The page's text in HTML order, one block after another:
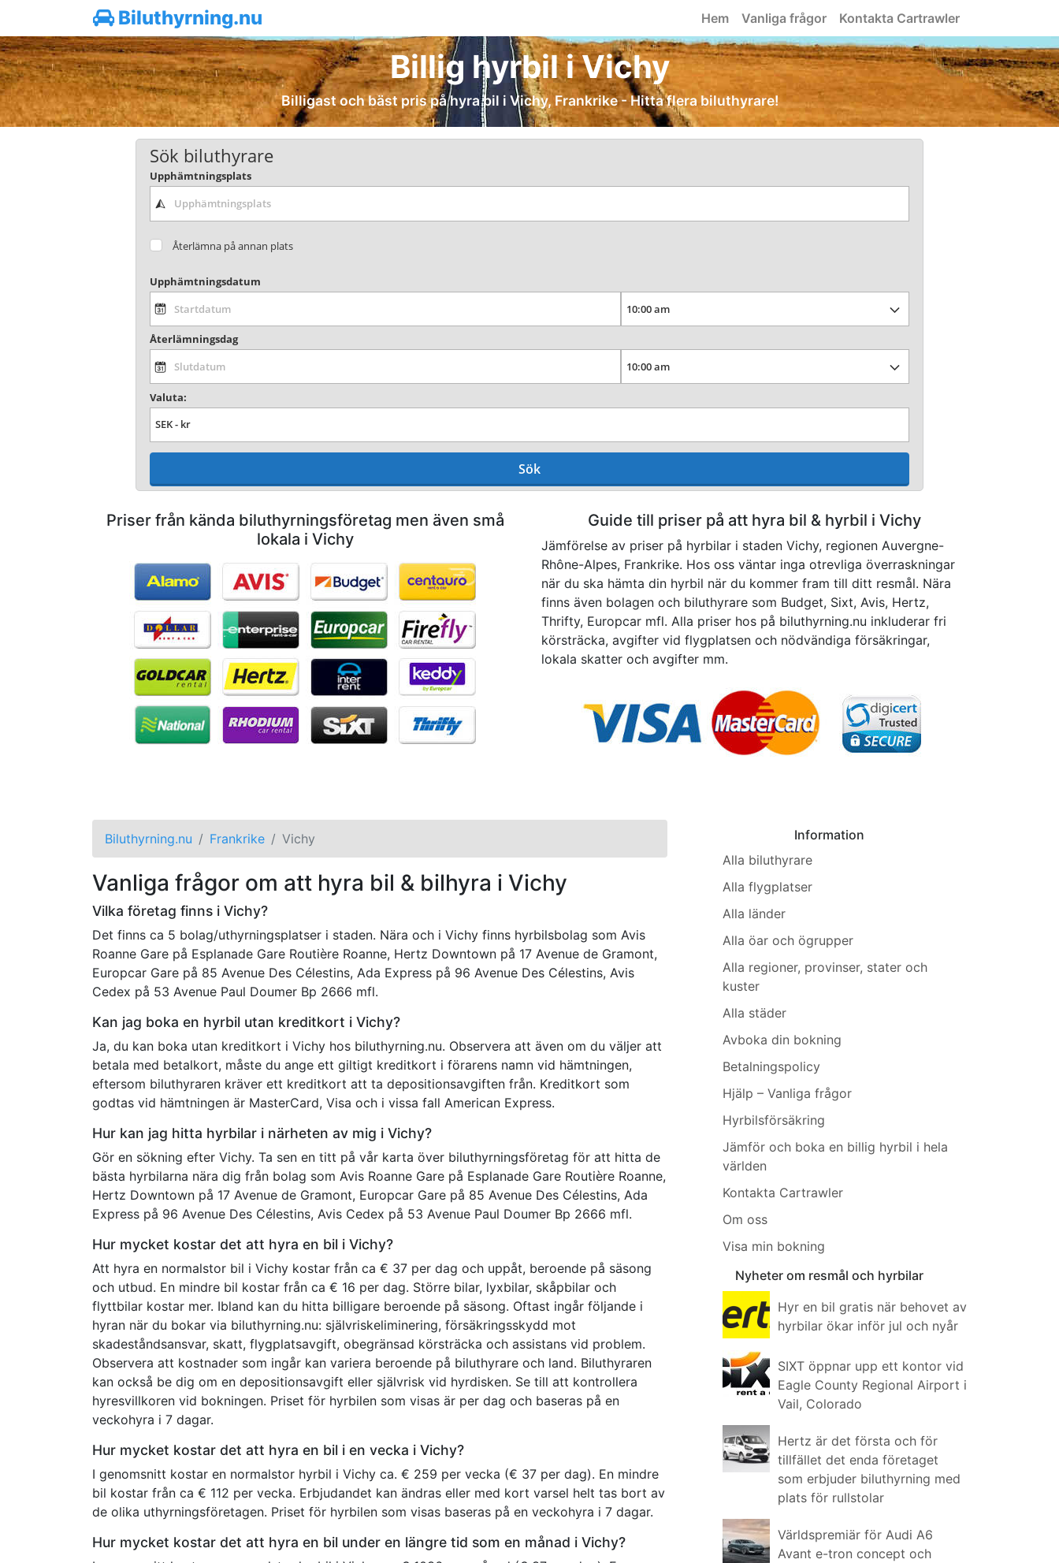
Biluthyrning.nu Hem Vanliga frågor Kontakta Cartrawler
Billig hyrbil i Vichy
Billigast och bäst pris på hyra bil i Vichy, Frankrike - Hitta flera biluthyrare!
Sök biluthyrare
Upphämtningsplats
Återlämna på annan plats
Upphämtningsdatum
Återlämningsdag
Valuta:
Sök
Priser från kända biluthyrningsföretag men även små
lokala i Vichy
Guide till priser på att hyra bil & hyrbil i Vichy
Jämförelse av priser på hyrbilar i staden Vichy, regionen Auvergne-
Rhône-Alpes, Frankrike. Hos oss väntar inga otrevliga överraskningar
när du ska hämta din hyrbil när du kommer fram till ditt resmål. Nära
finns även bolagen och biluthyrare som Budget, Sixt, Avis, Hertz,
Thrifty, Europcar mfl. Alla priser hos på biluthyrning.nu inkluderar fri
körsträcka, avgifter vid flygplatsen och nödvändiga försäkringar,
lokala skatter och avgifter mm.
Biluthyrning.nu Frankrike Vichy
Vanliga frågor om att hyra bil & bilhyra i Vichy
Vilka företag finns i Vichy?
Det finns ca 5 bolag/uthyrningsplatser i staden. Nära och i Vichy finns hyrbilsbolag som Avis
Roanne Gare på Esplanade Gare Routière Roanne, Hertz Downtown på 17 Avenue de Gramont,
Europcar Gare på 85 Avenue Des Célestins, Ada Express på 96 Avenue Des Célestins, Avis
Cedex på 53 Avenue Paul Doumer Bp 2666 mfl.
Kan jag boka en hyrbil utan kreditkort i Vichy?
Ja, du kan boka utan kreditkort i Vichy hos biluthyrning.nu. Observera att även om du väljer att
betala med betalkort, måste du ange ett giltigt kreditkort i förarens namn vid hämtningen,
eftersom biluthyraren kräver ett kreditkort att ta depositionsavgiften från. Kreditkort som
godtas vid hämtningen är MasterCard, Visa och i vissa fall American Express.
Hur kan jag hitta hyrbilar i närheten av mig i Vichy?
Gör en sökning efter Vichy. Ta sen en titt på vår karta över biluthyrningsföretag för att hitta de
bästa hyrbilarna nära dig från bolag som Avis Roanne Gare på Esplanade Gare Routière Roanne,
Hertz Downtown på 17 Avenue de Gramont, Europcar Gare på 85 Avenue Des Célestins, Ada
Express på 96 Avenue Des Célestins, Avis Cedex på 53 Avenue Paul Doumer Bp 2666 mfl.
Hur mycket kostar det att hyra en bil i Vichy?
Att hyra en normalstor bil i Vichy kostar från ca € 37 per dag och uppåt, beroende på säsong
och utbud. En mindre bil kostar från ca € 16 per dag. Större bilar, lyxbilar, skåpbilar och
flyttbilar kostar mer. Ibland kan du hitta billigare beroende på säsong. Oftast ingår följande i
hyran när du bokar via biluthyrning.nu: självriskeliminering, försäkringsskydd mot
skadeståndsansvar, skatt, flygplatsavgift, obegränsad körsträcka och assistans vid problem.
Observera att kostnader som ingår kan variera beroende på biluthyrare och land. Biluthyraren
kan också be dig om en depositionsavgift eller självrisk vid hyrdisken. Se till att kontrollera
hyresvillkoren vid bokningen. Priset för hyrbilen som visas är per dag och baseras på en
veckohyra i 7 dagar.
Hur mycket kostar det att hyra en bil i en vecka i Vichy?
I genomsnitt kostar en normalstor hyrbil i Vichy ca. € 259 per vecka (€ 37 per dag). En mindre
bil kostar från ca € 112 per vecka. Erbjudandet kan ändras eller med kort varsel helt tas bort av
de olika uthyrningsföretagen. Priset för hyrbilen som visas baseras på en veckohyra i 7 dagar.
Hur mycket kostar det att hyra en bil under en längre tid som en månad i Vichy?
Information
Alla biluthyrare
Alla flygplatser
Alla länder
Alla öar och ögrupper
Alla regioner, provinser, stater och
kuster
Alla städer
Avboka din bokning
Betalningspolicy
Hjälp – Vanliga frågor
Hyrbilsförsäkring
Jämför och boka en billig hyrbil i hela
världen
Kontakta Cartrawler
Om oss
Visa min bokning
Nyheter om resmål och hyrbilar
Hyr en bil gratis när behovet av
hyrbilar ökar inför jul och nyår
SIXT öppnar upp ett kontor vid
Eagle County Regional Airport i
Vail, Colorado
Hertz är det första och för
tillfället det enda företaget
som erbjuder biluthyrning med
plats för rullstolar
Världspremiär för Audi A6
Avant e-tron concept och